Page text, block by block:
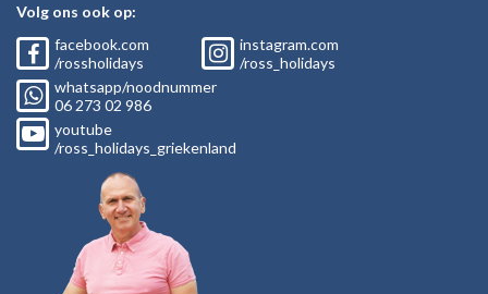
Volg ons ook op:
facebook.com
/rossholidays
instagram.com
/ross_holidays
whatsapp/noodnummer
06 273 02 986
youtube
/ross_holidays_griekenland